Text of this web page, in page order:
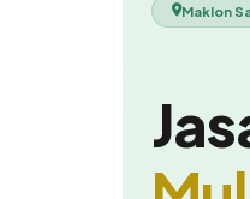
Maklon